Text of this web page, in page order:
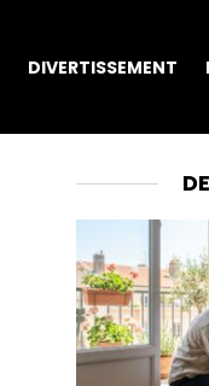
DIVERTISSEMENT